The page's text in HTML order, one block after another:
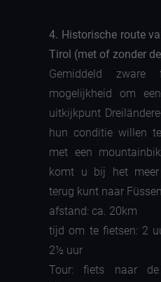
4. Historische route
Tirol (met of zonder
Gemiddeld
mogelijkheid om
uitkijkpunt
hun conditie willen
met een
komt u bij het
terug kunt naar
afstand: ca. 20km
tijd om te fietsen: 2
2½ uur
Tour: fiets naar